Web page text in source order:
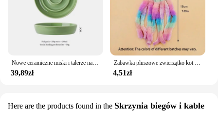
Nowe ceramiczne miski i talerze na karmę dla zwierząt domowych Anti-Knock Miski na karmę dla kotów do ochrony półki szyjnej Wysuwana umywalka dla psów Pet Supplie
39,89zł
Zabawka pluszowe zwierzątko kot pies ośmiornica topoli Puzzle odporna na ugryzienia interaktywne
4,51zł
Here are the products found in the Skrzynia biegów i kable